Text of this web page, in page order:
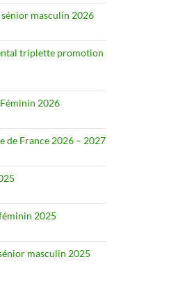
masculin 2026
triplette promotion
2026
de France 2026 – 2027
2025
masculin 2025